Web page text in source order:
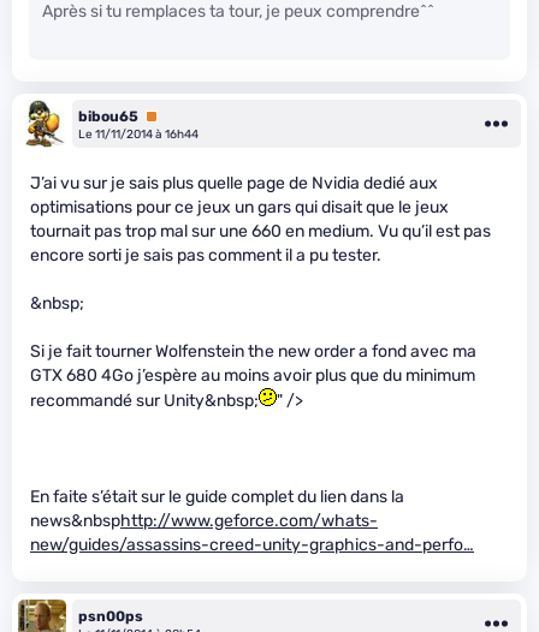
Après si tu remplaces ta tour, je peux comprendre^^
bibou65 Premium
Le 11/11/2014 à 16h44
J’ai vu sur je sais plus quelle page de Nvidia dedié aux
optimisations pour ce jeux un gars qui disait que le jeux
tournait pas trop mal sur une 660 en medium. Vu qu’il est pas
encore sorti je sais pas comment il a pu tester.
&nbsp;
Si je fait tourner Wolfenstein the new order a fond avec ma
GTX 680 4Go j’espère au moins avoir plus que du minimum
recommandé sur Unity&nbsp;
" />
En faite s’était sur le guide complet du lien dans la
news&nbsphttp://www.geforce.com/whats-
new/guides/assassins-creed-unity-graphics-and-perfo…
psn00ps